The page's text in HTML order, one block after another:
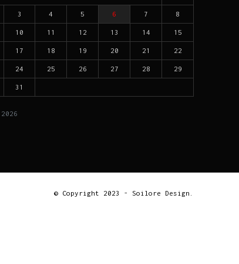
2026
3 4 5 6 7 8
10 11 12 13 14 15
17 18 19 20 21 22
24 25 26 27 28 29
31
© Copyright 2023 - Soilore Design.